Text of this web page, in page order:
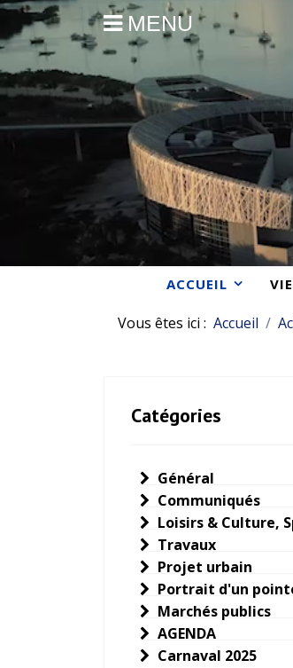
MENU
ACCUEIL
Vous êtes ici : Accueil
Catégories
Général
Communiqués
Loisirs & Culture,
Travaux
Projet urbain
Portrait d'un
Marchés publics
AGENDA
Carnaval 2025